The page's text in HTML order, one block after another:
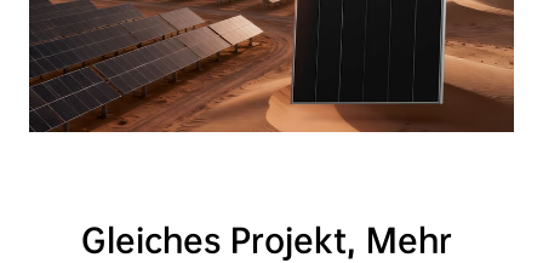
Gleiches Projekt, Mehr